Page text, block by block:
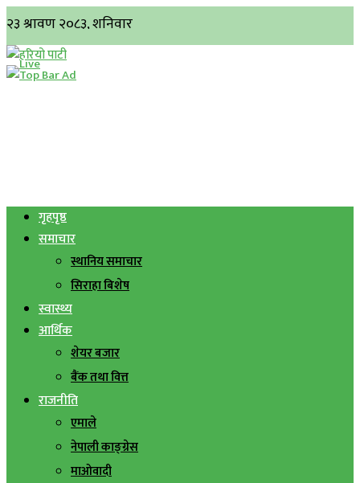
गृहपृष्ठ
समाचार
स्थानिय समाचार
सिराहा बिशेष
स्वास्थ्य
आर्थिक
शेयर बजार
बैंक तथा वित्त
राजनीति
एमाले
नेपाली काङ्ग्रेस
माओवादी